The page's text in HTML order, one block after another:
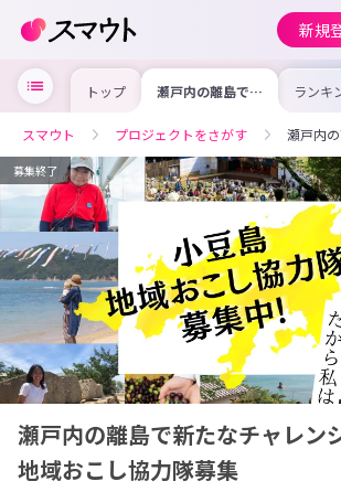
新規
トップ 瀬戸内の離島で新
たなチャレン
おこし協力隊募集
ランキ
スマウト プロジェクトをさがす 瀬戸内
募集終了
瀬戸内の離島で新たなチャレ
地域おこし協力隊募集